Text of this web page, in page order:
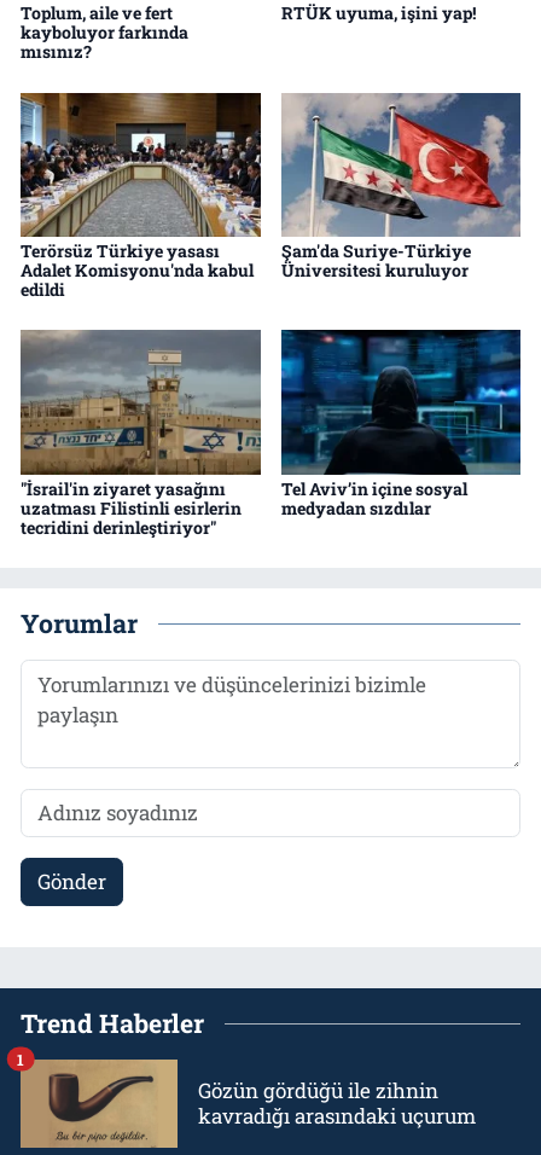
Toplum, aile ve fert
kayboluyor farkında
mısınız?
RTÜK uyuma, işini yap!
Terörsüz Türkiye yasası
Adalet Komisyonu'nda kabul
edildi
Şam'da Suriye-Türkiye
Üniversitesi kuruluyor
"İsrail'in ziyaret yasağını
uzatması Filistinli esirlerin
tecridini derinleştiriyor"
Tel Aviv’in içine sosyal
medyadan sızdılar
Yorumlar
Gönder
Trend Haberler
Gözün gördüğü ile zihnin
kavradığı arasındaki uçurum
1